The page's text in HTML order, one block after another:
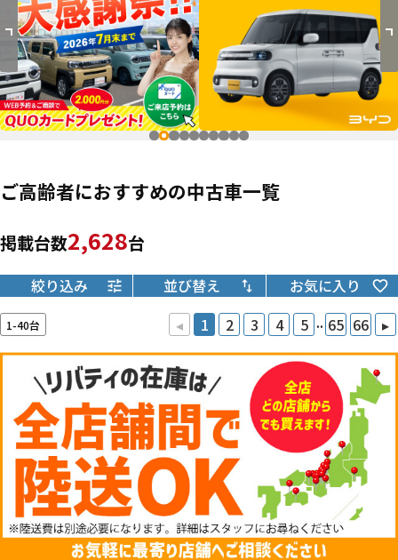
ご高齢者におすすめの中古車一覧
掲載台数2,628台
絞り込み 並び替え お気に入り
1-40台 ◂ 1 2 3 4 5 .. 65 66 ▸